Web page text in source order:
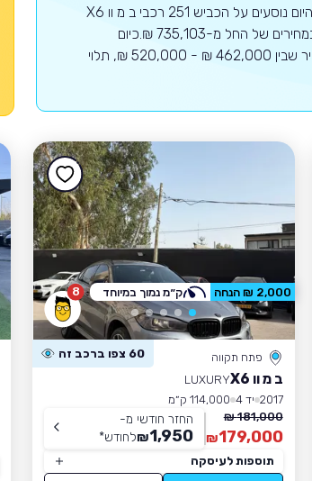
למצוא את הדגם רק במרכב פנאי-שטח.נכון להיום נוסעים על הכביש 251 רכבי ב מ וו X6
2024.כרכב חדש בשנת 2024 הרכב נמכר במחירים של החל מ-735,103 ₪.כיום
עומדים באתר 4 רכבים למכירה מדגם זה במחיר שבין 462,000 ₪ - 520,000 ₪, תלוי
8
פתח תקווה 60 צפו ברכב זה
ב מ וו X6
LUXURY
2017 יד 4
114,000 ק״מ
181,000 ₪
179,000
₪
החזר חודשי מ-
1,950
₪לחודש*
תוספות לעיסקה
2,000 ₪ הנחה ק״מ נמוך במיוחד